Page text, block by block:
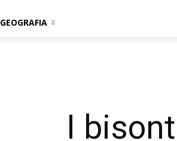
GEOGRAFIA
I